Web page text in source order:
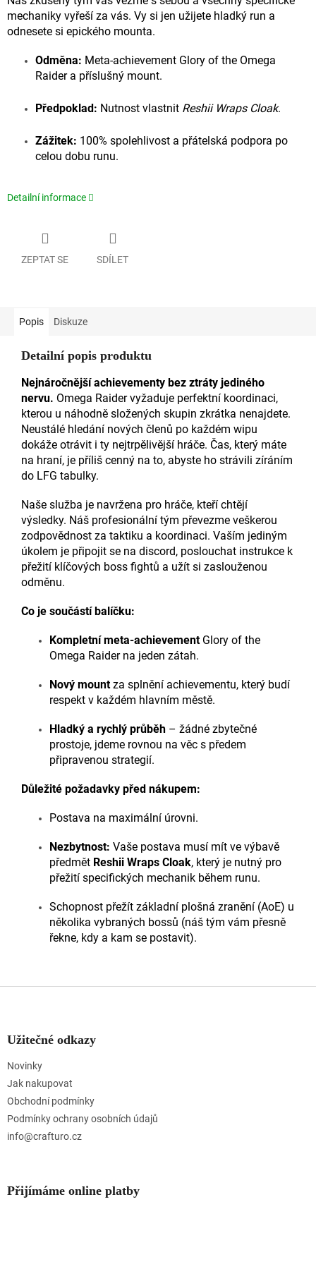
mechaniky vyřeší za vás. Vy si jen užijete hladký run a
odnesete si epického mounta.
Odměna: Meta-achievement Glory of the Omega
Raider a příslušný mount.
Předpoklad: Nutnost vlastnit Reshii Wraps Cloak.
Zážitek: 100% spolehlivost a přátelská podpora po
celou dobu runu.
Detailní informace
ZEPTAT SE SDÍLET
Popis Diskuze
Detailní popis produktu
Nejnáročnější achievementy bez ztráty jediného
nervu. Omega Raider vyžaduje perfektní koordinaci,
kterou u náhodně složených skupin zkrátka nenajdete.
Neustálé hledání nových členů po každém wipu
dokáže otrávit i ty nejtrpělivější hráče. Čas, který máte
na hraní, je příliš cenný na to, abyste ho strávili zíráním
do LFG tabulky.
Naše služba je navržena pro hráče, kteří chtějí
výsledky. Náš profesionální tým převezme veškerou
zodpovědnost za taktiku a koordinaci. Vaším jediným
úkolem je připojit se na discord, poslouchat instrukce k
přežití klíčových boss fightů a užít si zaslouženou
odměnu.
Co je součástí balíčku:
Kompletní meta-achievementGlory of the
Omega Raider na jeden zátah.
Nový mountza splnění achievementu, který budí
respekt v každém hlavním městě.
Hladký a rychlý průběh – žádné zbytečné
prostoje, jdeme rovnou na věc s předem
připravenou strategií.
Důležité požadavky před nákupem:
Postava na maximální úrovni.
Nezbytnost: Vaše postava musí mít ve výbavě
předmět Reshii Wraps Cloak, který je nutný pro
přežití specifických mechanik během runu.
Schopnost přežít základní plošná zranění (AoE) u
několika vybraných bossů (náš tým vám přesně
řekne, kdy a kam se postavit).
Užitečné odkazy
Novinky
Jak nakupovat
Obchodní podmínky
Podmínky ochrany osobních údajů
info@crafturo.cz
Přijímáme online platby